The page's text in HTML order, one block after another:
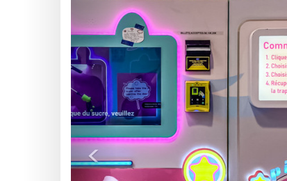
<